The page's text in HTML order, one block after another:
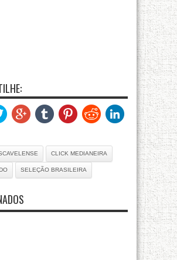
CLICK MEDIANEIRA
SELEÇÃO BRASILEIRA